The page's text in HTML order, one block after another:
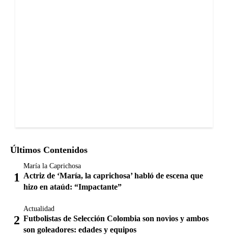
Últimos Contenidos
María la Caprichosa
Actriz de ‘María, la caprichosa’ habló de escena que
hizo en ataúd: “Impactante”
Actualidad
Futbolistas de Selección Colombia son novios y ambos
son goleadores: edades y equipos